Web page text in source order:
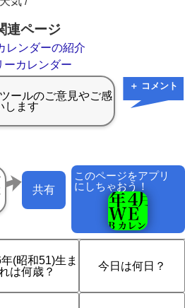
連ページ
レンダーの紹介
ーカレンダー
＋ コメント
このページをアプリ
にしちゃおう！
共有
(昭和51)生ま
は何歳？
今日は何日？